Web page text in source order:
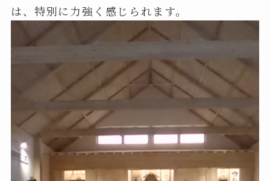
は、特別に力強く感じられます。